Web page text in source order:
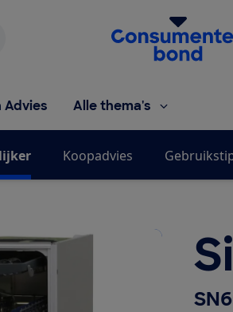
Homepage van de
Advies Alle thema's
Koopadvies